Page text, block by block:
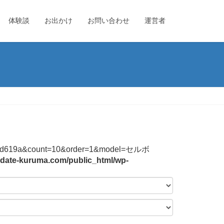
体験談 お出かけ お問い合わせ 運営者
セルボ
kuruma.com/public_html/wp-